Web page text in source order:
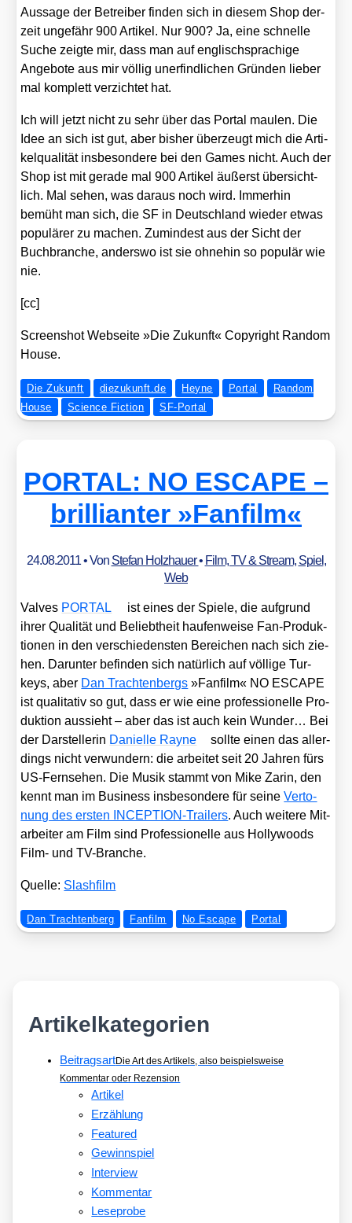
Aus­sa­ge der Betrei­ber fin­den sich in die­sem Shop der­
zeit unge­fähr 900 Arti­kel. Nur 900? Ja, eine schnel­le
Suche zeig­te mir, dass man auf eng­lisch­spra­chi­ge
Ange­bo­te aus mir völ­lig uner­find­li­chen Grün­den lie­ber
mal kom­plett ver­zich­tet hat.
Ich will jetzt nicht zu sehr über das Por­tal mau­len. Die
Idee an sich ist gut, aber bis­her über­zeugt mich die Arti­
kel­qua­li­tät ins­be­son­de­re bei den Games nicht. Auch der
Shop ist mit gera­de mal 900 Arti­kel äußerst über­sicht­
lich. Mal sehen, was dar­aus noch wird. Immer­hin
bemüht man sich, die SF in Deutsch­land wie­der etwas
popu­lä­rer zu machen. Zumin­dest aus der Sicht der
Buch­bran­che, anders­wo ist sie ohne­hin so popu­lär wie
nie.
[cc]
Screen­shot Web­sei­te »Die Zukunft« Copy­right Ran­dom
House.
Die Zukunft diezukunft.de Heyne Portal
Random
House
Science Fiction SF-Portal
PORTAL: NO ESCAPE –
brillianter »Fanfilm«
24.08.2011• Von Stefan Holzhauer• Film, TV & Stream, Spiel,
Web
Val­ves PORTAL
ist eines der Spie­le, die auf­grund
ihrer Qua­li­tät und Beliebt­heit hau­fen­wei­se Fan-Pro­duk­
tio­nen in den ver­schie­dens­ten Berei­chen nach sich zie­
hen. Dar­un­ter befin­den sich natür­lich auf völ­li­ge Tur­
keys, aber Dan Trach­ten­bergs »Fan­film« NO ESCAPE
ist qua­li­ta­tiv so gut, dass er wie eine pro­fes­sio­nel­le Pro­
duk­ti­on aus­sieht – aber das ist auch kein Wun­der… Bei
der Dar­stel­le­rin Dani­elle Ray­ne
soll­te einen das aller­
dings nicht ver­wun­dern: die arbei­tet seit 20 Jah­ren fürs
US-Fern­se­hen. Die Musik stammt von Mike Zarin, den
kennt man im Busi­ness ins­be­son­de­re für sei­neVer­to­
nung des ers­ten INCEP­TI­ON-Trai­lers. Auch wei­te­re Mit­
ar­bei­ter am Film sind Pro­fes­sio­nel­le aus Hol­ly­woods
Film- und TV-Bran­che.
Quel­le: Slash­film
Dan Trachtenberg Fanfilm No Escape Portal
Artikelkategorien
BeitragsartDie Art des Artikels, also beispielsweise
Kommentar oder Rezension
Artikel
Erzählung
Featured
Gewinnspiel
Interview
Kommentar
Leseprobe